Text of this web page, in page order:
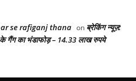
se rafiganj thana on ब्रेकिंग न्यूज़:
के गैंग का भंडाफोड़ – 14.33 लाख रुपये